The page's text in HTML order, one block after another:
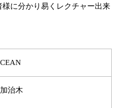
に分かり易くレクチャー出来
治木